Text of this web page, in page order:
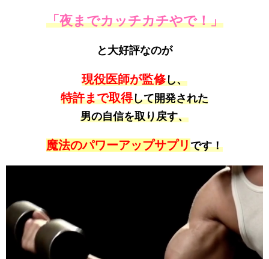
「夜までカッチカチやで！」
と大好評なのが
現役医師が監修し、
特許まで取得して開発された
男の自信を取り戻す、
魔法のパワーアップサプリ です！